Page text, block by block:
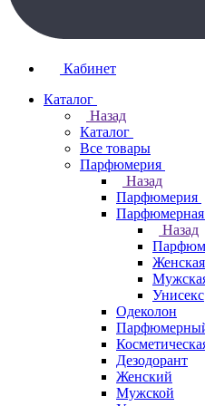
Кабинет
Каталог
Назад
Каталог
Все товары
Парфюмерия
Назад
Парфюмерия
Парфюмерная
Назад
Женская
Унисекс
Одеколон
Дезодорант
Женский
Мужской